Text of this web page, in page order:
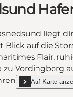
liegt
Blick auf die
Flair,
zu Vordingborg
"Masnedsund
Auf Karte
show Masnedsund